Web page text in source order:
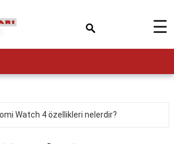
☰
Watch 4 özellikleri nelerdir?